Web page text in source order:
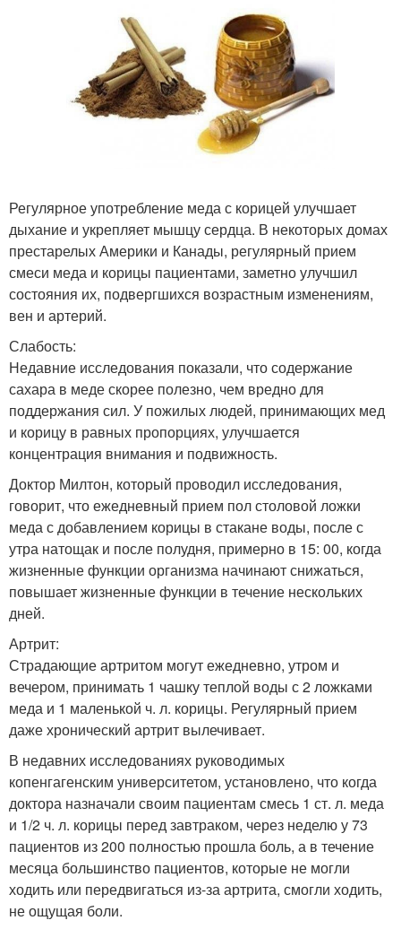
Регулярное употребление меда с корицей улучшает
дыхание и укрепляет мышцу сердца. В некоторых домах
престарелых Америки и Канады, регулярный прием
смеси меда и корицы пациентами, заметно улучшил
состояния их, подвергшихся возрастным изменениям,
вен и артерий.
Слабость:
Недавние исследования показали, что содержание
сахара в меде скорее полезно, чем вредно для
поддержания сил. У пожилых людей, принимающих мед
и корицу в равных пропорциях, улучшается
концентрация внимания и подвижность.
Доктор Милтон, который проводил исследования,
говорит, что ежедневный прием пол столовой ложки
меда с добавлением корицы в стакане воды, после с
утра натощак и после полудня, примерно в 15: 00, когда
жизненные функции организма начинают снижаться,
повышает жизненные функции в течение нескольких
дней.
Артрит:
Страдающие артритом могут ежедневно, утром и
вечером, принимать 1 чашку теплой воды с 2 ложками
меда и 1 маленькой ч. л. корицы. Регулярный прием
даже хронический артрит вылечивает.
В недавних исследованиях руководимых
копенгагенским университетом, установлено, что когда
доктора назначали своим пациентам смесь 1 ст. л. меда
и 1/2 ч. л. корицы перед завтраком, через неделю у 73
пациентов из 200 полностью прошла боль, а в течение
месяца большинство пациентов, которые не могли
ходить или передвигаться из-за артрита, смогли ходить,
не ощущая боли.